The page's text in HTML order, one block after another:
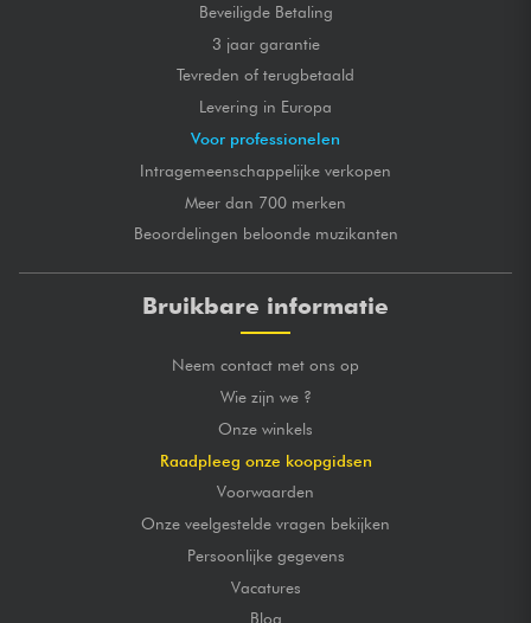
Beveiligde Betaling
3 jaar garantie
Tevreden of terugbetaald
Levering in Europa
Voor professionelen
Intragemeenschappelijke verkopen
Meer dan 700 merken
Beoordelingen beloonde muzikanten
Bruikbare informatie
Neem contact met ons op
Wie zijn we ?
Onze winkels
Raadpleeg onze koopgidsen
Voorwaarden
Onze veelgestelde vragen bekijken
Persoonlijke gegevens
Vacatures
Blog